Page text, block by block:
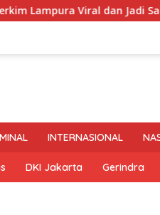
Viral dan Jadi Sasaran
INTERNASIONAL
DKI Jakarta Gerindra